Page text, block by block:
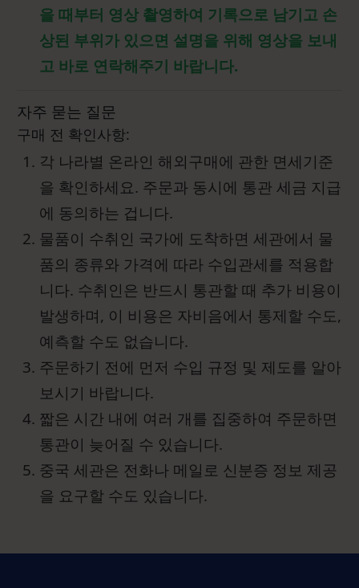
을 때부터 영상 촬영하여 기록으로 남기고 손
상된 부위가 있으면 설명을 위해 영상을 보내
고 바로 연락해주기 바랍니다.
자주 묻는 질문
구매 전 확인사항:
각 나라별 온라인 해외구매에 관한 면세기준
을 확인하세요. 주문과 동시에 통관 세금 지급
에 동의하는 겁니다.
물품이 수취인 국가에 도착하면 세관에서 물
품의 종류와 가격에 따라 수입관세를 적용합
니다. 수취인은 반드시 통관할 때 추가 비용이
발생하며, 이 비용은 자비음에서 통제할 수도,
예측할 수도 없습니다.
주문하기 전에 먼저 수입 규정 및 제도를 알아
보시기 바랍니다.
짧은 시간 내에 여러 개를 집중하여 주문하면
통관이 늦어질 수 있습니다.
중국 세관은 전화나 메일로 신분증 정보 제공
을 요구할 수도 있습니다.